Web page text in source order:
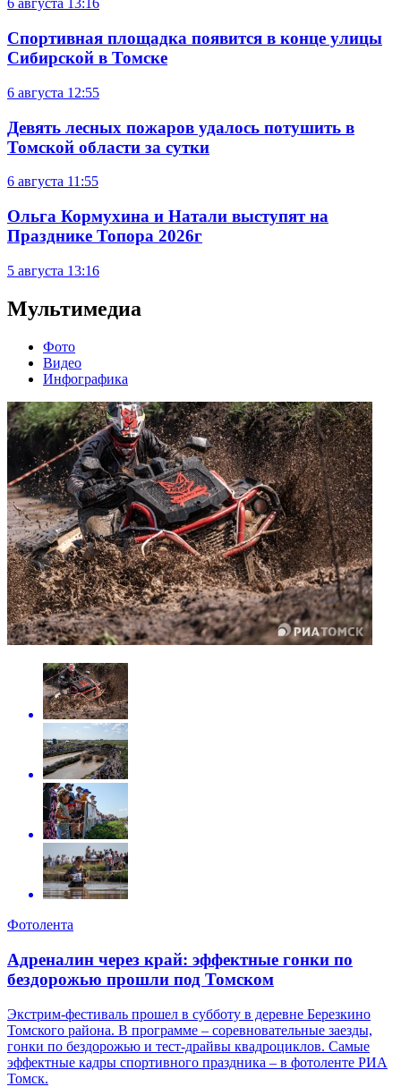
6 августа 13:16
Спортивная площадка появится в конце улицы
Сибирской в Томске
6 августа 12:55
Девять лесных пожаров удалось потушить в
Томской области за сутки
6 августа 11:55
Ольга Кормухина и Натали выступят на
Празднике Топора 2026г
5 августа 13:16
Мультимедиа
Фото
Видео
Инфографика
Фотолента
Адреналин через край: эффектные гонки по
бездорожью прошли под Томском
Экстрим-фестиваль прошел в субботу в деревне Березкино
Томского района. В программе – соревновательные заезды,
гонки по бездорожью и тест-драйвы квадроциклов. Самые
эффектные кадры спортивного праздника – в фотоленте РИА
Томск.